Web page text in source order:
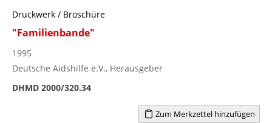
Druckwerk / Broschüre
"Familienbande"
1995
Deutsche Aidshilfe e.V., Herausgeber
DHMD 2000/320.34
Zum Merkzettel hinzufügen